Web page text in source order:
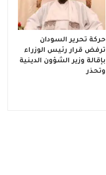
حركة تحرير السودان
ترفض قرار رئيس الوزراء
بإقالة وزير الشؤون الدينية
وتحذر